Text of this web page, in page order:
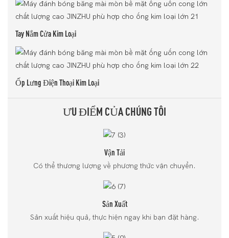
Tay Nắm Cửa Kim Loại
Ốp Lưng Điện Thoại Kim Loại
ƯU ĐIỂM CỦA CHÚNG TÔI
Vận Tải
Có thể thương lượng về phương thức vận chuyển.
Sản Xuất
Sản xuất hiệu quả, thực hiện ngay khi bạn đặt hàng.